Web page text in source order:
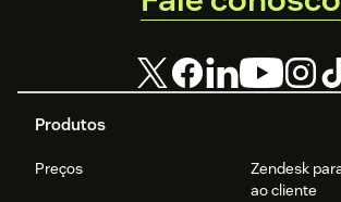
Produtos
Preços
Zendesk
ao cliente